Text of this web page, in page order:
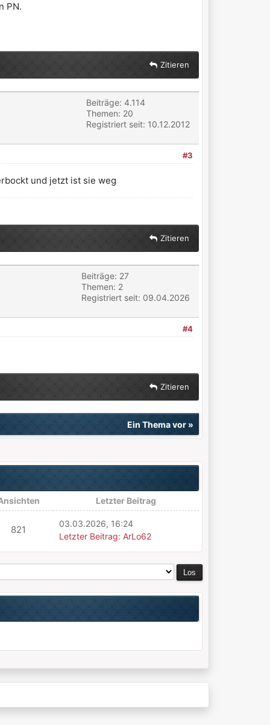
PN.
Zitieren
Beiträge: 4.114
Themen: 20
Registriert seit: 10.12.2012
#3
und jetzt ist sie weg
Zitieren
Beiträge: 27
Themen: 2
Registriert seit: 09.04.2026
#4
Zitieren
Ein Thema vor»
Letzter Beitrag
821
03.03.2026, 16:24
Letzter Beitrag: ArLo62